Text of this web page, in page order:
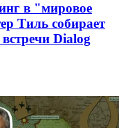
в "мировое
Тиль собирает
Dialog